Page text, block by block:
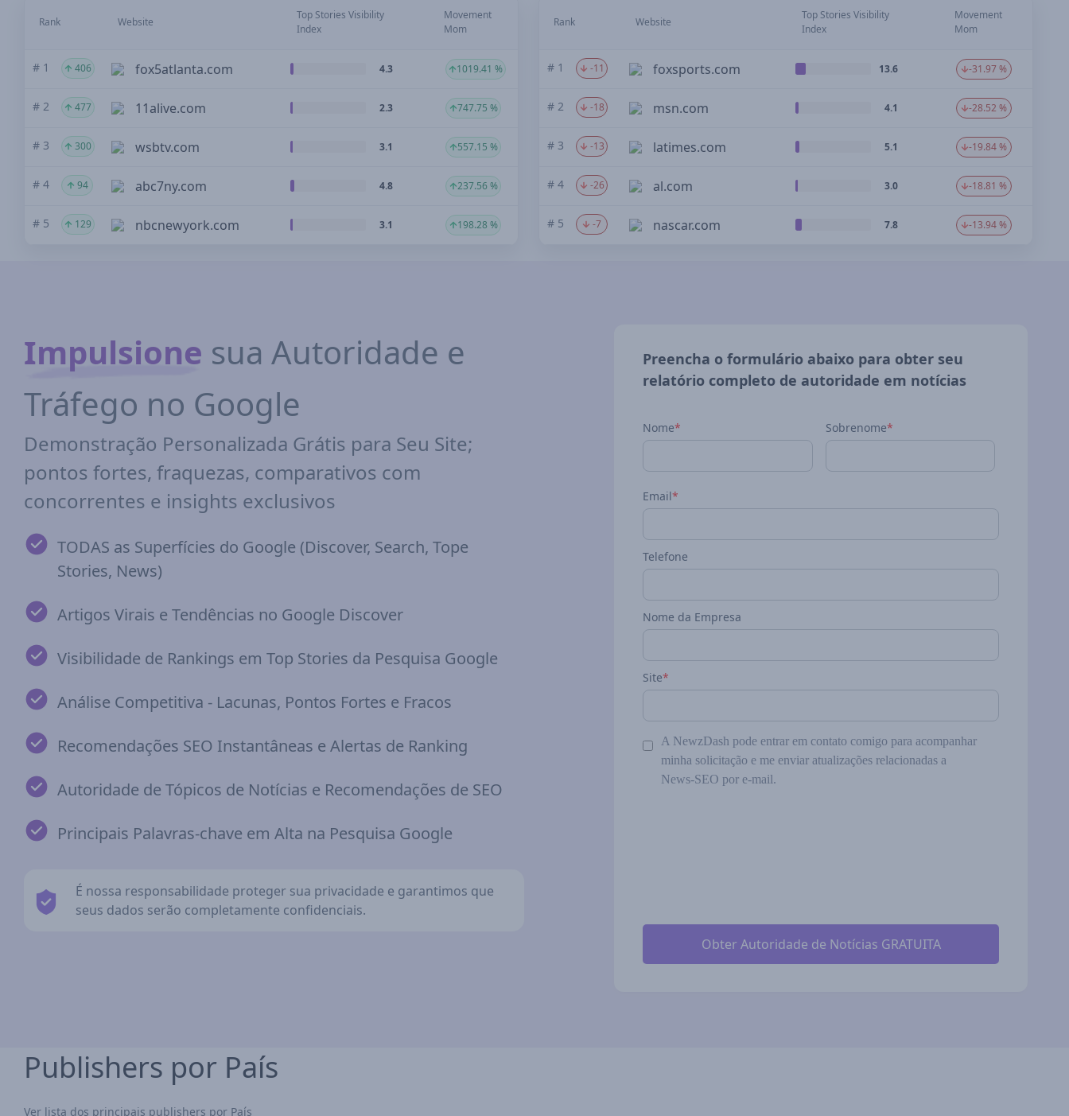
Rank Website
Top Stories Visibility
Index
Movement
Mom
# 1 406 fox5atlanta.com 4.3 1019.41 %
# 2 477 11alive.com 2.3 747.75 %
# 3 300 wsbtv.com 3.1 557.15 %
# 4 94 abc7ny.com 4.8 237.56 %
# 5 129 nbcnewyork.com 3.1 198.28 %
Rank Website
Top Stories Visibility
Index
Movement
Mom
# 1 -11 foxsports.com 13.6 -31.97 %
# 2 -18 msn.com 4.1 -28.52 %
# 3 -13 latimes.com 5.1 -19.84 %
# 4 -26 al.com 3.0 -18.81 %
# 5 -7 nascar.com 7.8 -13.94 %
Impulsione sua Autoridade e
Tráfego no Google
Demonstração Personalizada Grátis para Seu Site;
pontos fortes, fraquezas, comparativos com
concorrentes e insights exclusivos
TODAS as Superfícies do Google (Discover, Search, Tope
Stories, News)
Artigos Virais e Tendências no Google Discover
Visibilidade de Rankings em Top Stories da Pesquisa Google
Análise Competitiva - Lacunas, Pontos Fortes e Fracos
Recomendações SEO Instantâneas e Alertas de Ranking
Autoridade de Tópicos de Notícias e Recomendações de SEO
Principais Palavras-chave em Alta na Pesquisa Google
É nossa responsabilidade proteger sua privacidade e garantimos que
seus dados serão completamente confidenciais.
Preencha o formulário abaixo para obter seu
relatório completo de autoridade em notícias
Nome* Sobrenome*
Email*
Telefone
Nome da Empresa
Site*
A NewzDash pode entrar em contato comigo para acompanhar
minha solicitação e me enviar atualizações relacionadas a
News-SEO por e-mail.
Publishers por País
Ver lista dos principais publishers por País